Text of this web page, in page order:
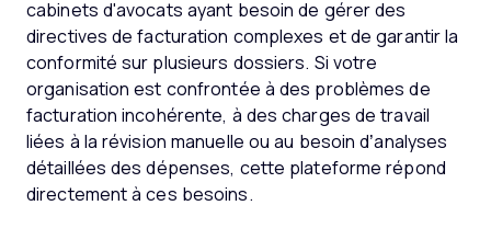
cabinets d'avocats ayant besoin de gérer des
directives de facturation complexes et de garantir la
conformité sur plusieurs dossiers. Si votre
organisation est confrontée à des problèmes de
facturation incohérente, à des charges de travail
liées à la révision manuelle ou au besoin d’analyses
détaillées des dépenses, cette plateforme répond
directement à ces besoins.